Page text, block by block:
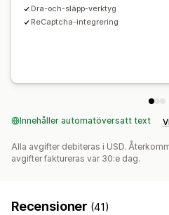
Dra-och-släpp-verktyg
ReCaptcha-integrering
Innehåller automatöversatt text
Alla avgifter debiteras i USD.
avgifter faktureras var 30:e dag.
Recensioner (41)